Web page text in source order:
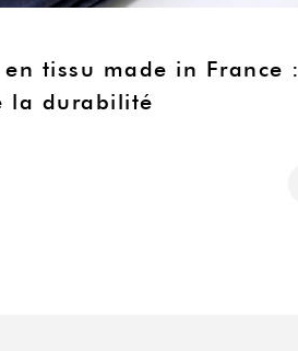
tissu made in France :
la durabilité